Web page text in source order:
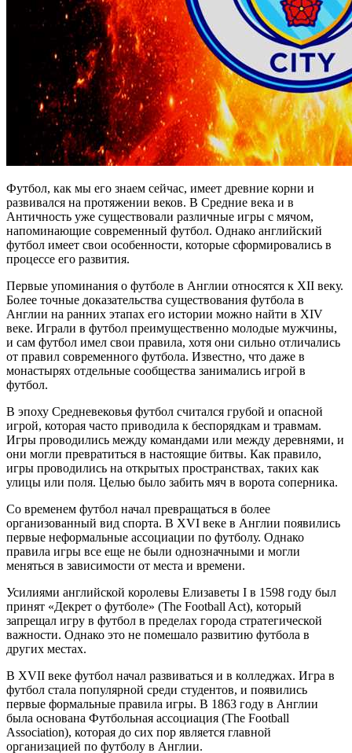
Футбол, как мы его знаем сейчас, имеет древние корни и
развивался на протяжении веков. В Средние века и в
Античность уже существовали различные игры с мячом,
напоминающие современный футбол. Однако английский
футбол имеет свои особенности, которые сформировались в
процессе его развития.
Первые упоминания о футболе в Англии относятся к XII веку.
Более точные доказательства существования футбола в
Англии на ранних этапах его истории можно найти в XIV
веке. Играли в футбол преимущественно молодые мужчины,
и сам футбол имел свои правила, хотя они сильно отличались
от правил современного футбола. Известно, что даже в
монастырях отдельные сообщества занимались игрой в
футбол.
В эпоху Средневековья футбол считался грубой и опасной
игрой, которая часто приводила к беспорядкам и травмам.
Игры проводились между командами или между деревнями, и
они могли превратиться в настоящие битвы. Как правило,
игры проводились на открытых пространствах, таких как
улицы или поля. Целью было забить мяч в ворота соперника.
Со временем футбол начал превращаться в более
организованный вид спорта. В XVI веке в Англии появились
первые неформальные ассоциации по футболу. Однако
правила игры все еще не были однозначными и могли
меняться в зависимости от места и времени.
Усилиями английской королевы Елизаветы I в 1598 году был
принят «Декрет о футболе» (The Football Act), который
запрещал игру в футбол в пределах города стратегической
важности. Однако это не помешало развитию футбола в
других местах.
В XVII веке футбол начал развиваться и в колледжах. Игра в
футбол стала популярной среди студентов, и появились
первые формальные правила игры. В 1863 году в Англии
была основана Футбольная ассоциация (The Football
Association), которая до сих пор является главной
организацией по футболу в Англии.